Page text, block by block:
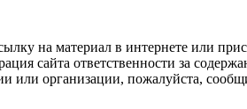
на материал в интернете или
сайта ответственности за
организации, пожалуйста,